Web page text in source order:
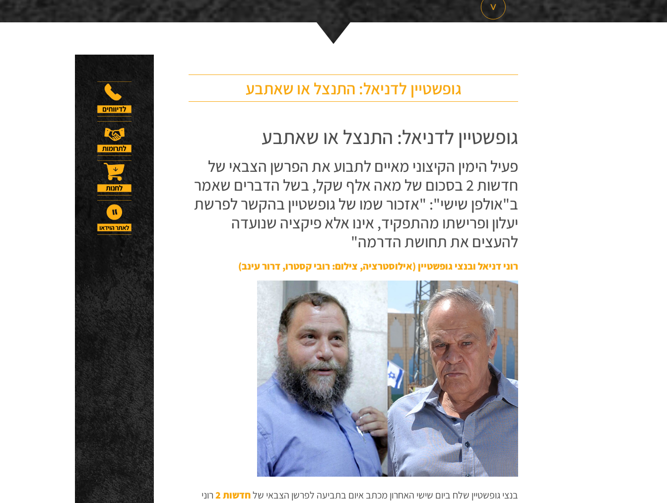
גופשטיין לדניאל: התנצל או שאתבע
גופשטיין לדניאל: התנצל או שאתבע
פעיל הימין הקיצוני מאיים לתבוע את הפרשן הצבאי של
חדשות 2 בסכום של מאה אלף שקל, בשל הדברים שאמר
ב"אולפן שישי": "אזכור שמו של גופשטיין בהקשר לפרשת
יעלון ופרישתו מהתפקיד, אינו אלא פיקציה שנועדה
להעצים את תחושת הדרמה"
רוני דניאל ובנצי גופשטיין (אילוסטרציה, צילום: רובי קסטרו, דרור עינב)
בנצי גופשטיין שלח ביום שישי האחרון מכתב איום בתביעה לפרשן הצבאי שלחדשות 2
רוני